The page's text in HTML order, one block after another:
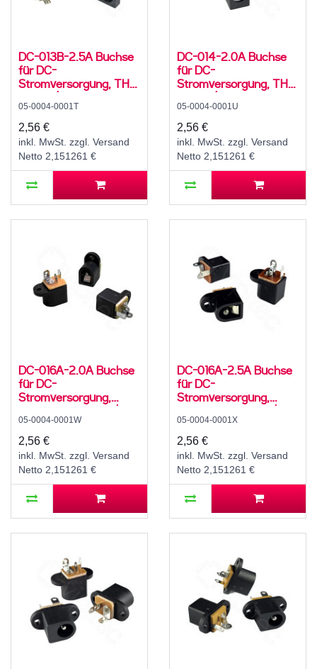
DC-013B-2.5A Buchse
für DC-
Stromversorgung, THT,
für 5,5 / 2,5 mm
Hohlstecker, 30 V, 500
mA, 0°, -20..70 °C
05-0004-0001T
2,56 €
inkl. MwSt. zzgl. Versand
Netto 2,151261 €
DC-014-2.0A Buchse
für DC-
Stromversorgung, THT,
für 5,5 / 2,1 mm
Hohlstecker, 30 V, 500
mA, 0°, -20..70 °C
05-0004-0001U
2,56 €
inkl. MwSt. zzgl. Versand
Netto 2,151261 €
DC-016A-2.0A Buchse
für DC-
Stromversorgung,
Lötfahnen, für 5,5 / 2,1
mm Hohlstecker, 30 V,
500 mA, 0°, -20..70 °C
05-0004-0001W
2,56 €
inkl. MwSt. zzgl. Versand
Netto 2,151261 €
DC-016A-2.5A Buchse
für DC-
Stromversorgung,
Lötfahnen, für 5,5 / 2,5
mm Hohlstecker, 30 V,
500 mA, 0°, -20..70 °C
05-0004-0001X
2,56 €
inkl. MwSt. zzgl. Versand
Netto 2,151261 €